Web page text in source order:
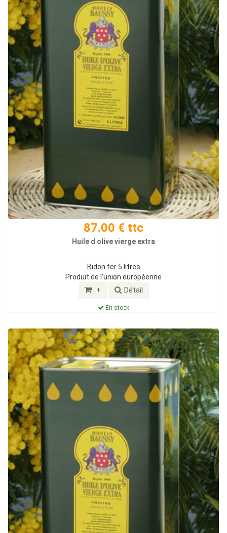
87.00 € ttc
Huile d olive vierge extra
Bidon fer 5 litres
Produit de l'union européenne
+ Détail
En stock